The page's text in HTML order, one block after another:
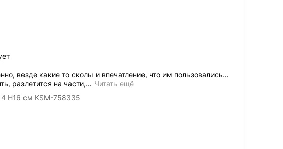
везде какие то сколы и впечатление, что им пользовались…
разлетится на части,… Читать ещё
H16 см KSM-758335